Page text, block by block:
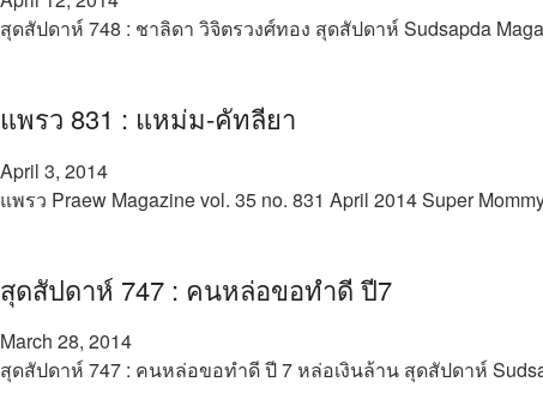
สุดสัปดาห์ 748 : ชาลิดา วิจิตรวงศ์ทอง สุดสัปดาห์ Sudsapda
แพรว 831 : แหม่ม-คัทลียา
April 3, 2014
แพรว Praew Magazine vol. 35 no. 831 April 2014 Super
สุดสัปดาห์ 747 : คนหล่อขอทำดี ปี7
March 28, 2014
สุดสัปดาห์ 747 : คนหล่อขอทำดี ปี 7 หล่อเงินล้าน สุดสัปดาห์